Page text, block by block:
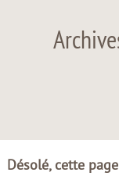
Désolé, cette